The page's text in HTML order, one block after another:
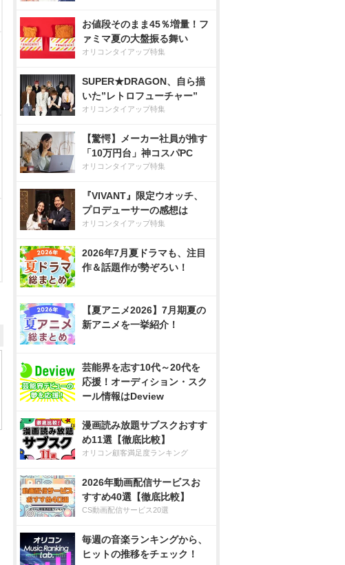
お値段そのまま45％増量！フ
ァミマ夏の大盤振る舞い
オリコンタイアップ特集
SUPER★DRAGON、自ら描
いた”レトロフューチャー”
オリコンタイアップ特集
【驚愕】メーカー社員が推す
「10万円台」神コスパPC
オリコンタイアップ特集
『VIVANT』限定ウオッチ、
プロデューサーの感想は
オリコンタイアップ特集
2026年7月夏ドラマも、注目
作＆話題作が勢ぞろい！
【夏アニメ2026】7月期夏の
新アニメを一挙紹介！
芸能界を志す10代～20代を
応援！オーディション・スク
ール情報はDeview
漫画読み放題サブスクおすす
め11選【徹底比較】
オリコン顧客満足度ランキング
2026年動画配信サービスお
すすめ40選【徹底比較】
CS動画配信サービス20選
毎週の音楽ランキングから、
ヒットの推移をチェック！